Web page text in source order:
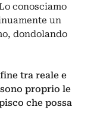
conosciamo
un
dondolando
tra reale e
proprio le
che possa